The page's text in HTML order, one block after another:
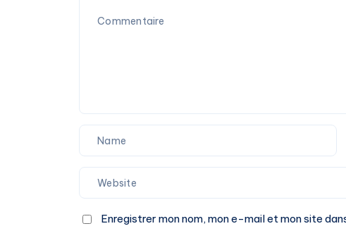
Enregistrer mon nom, mon e-mail et mon site